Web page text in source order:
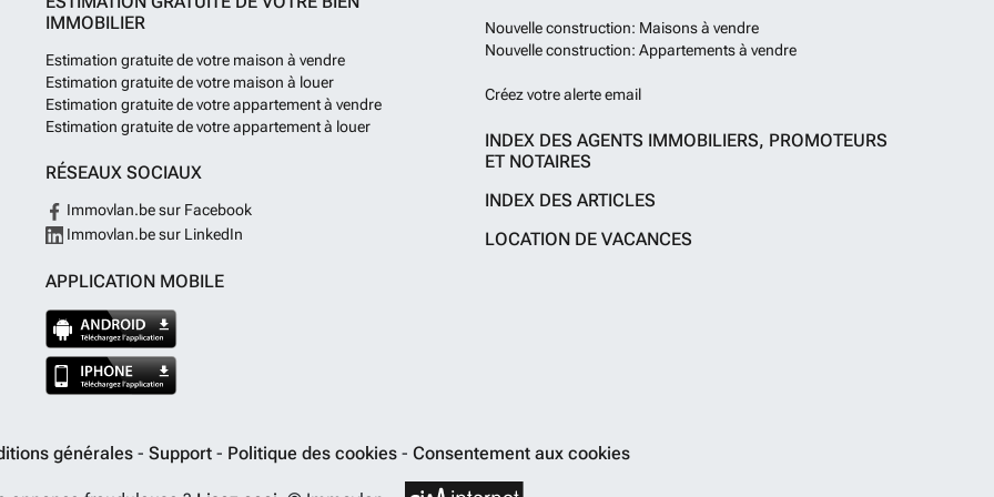
IMMOBILIER
Estimation gratuite de votre maison à vendre
Estimation gratuite de votre maison à louer
Estimation gratuite de votre appartement à vendre
Estimation gratuite de votre appartement à louer
RÉSEAUX SOCIAUX
Immovlan.be sur Facebook
Immovlan.be sur LinkedIn
APPLICATION MOBILE
Nouvelle construction: Maisons à vendre
Nouvelle construction: Appartements à vendre
Créez votre alerte email
INDEX DES AGENTS IMMOBILIERS, PROMOTEURS
ET NOTAIRES
INDEX DES ARTICLES
LOCATION DE VACANCES
générales - Support - Politique des cookies - Consentement aux cookies